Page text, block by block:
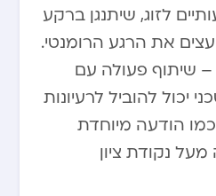
לזוג, שיתנגן ברקע
את הרגע הרומנטי.
– שיתוף פעולה עם
יכול להוביל לרעיונות
כמו הודעה מיוחדת
נקודת ציון